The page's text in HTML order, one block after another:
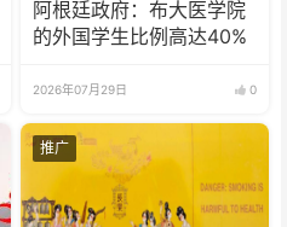
阿根廷政府：布大医学院
的外国学生比例高达40%
2026年07月29日 0
推广